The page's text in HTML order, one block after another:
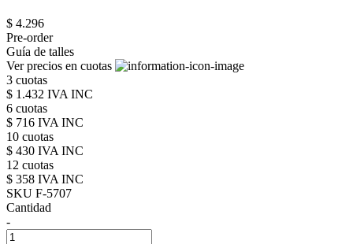
$ 4.296
Pre-order
Guía de talles
Ver precios en cuotas
3 cuotas
$ 1.432 IVA INC
6 cuotas
$ 716 IVA INC
10 cuotas
$ 430 IVA INC
12 cuotas
$ 358 IVA INC
SKU F-5707
Cantidad
-